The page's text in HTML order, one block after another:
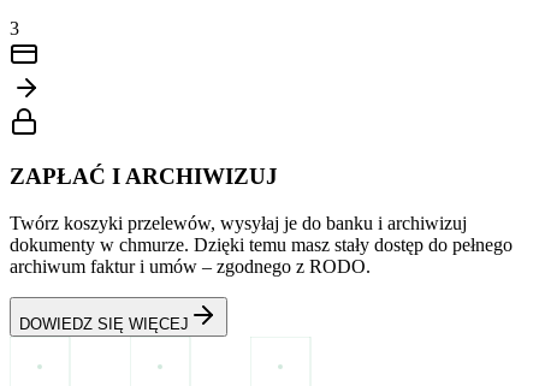
3
ZAPŁAĆ I ARCHIWIZUJ
Twórz koszyki przelewów, wysyłaj je do banku i archiwizuj
dokumenty w chmurze. Dzięki temu masz stały dostęp do pełnego
archiwum faktur i umów – zgodnego z RODO.
DOWIEDZ SIĘ WIĘCEJ